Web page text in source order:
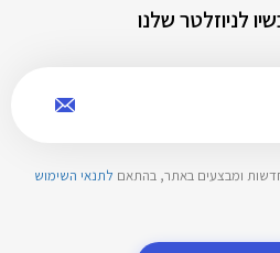
לניוזלטר שלנו
חדשות ומבצעים באתר, בהתאם לתנאי השימוש